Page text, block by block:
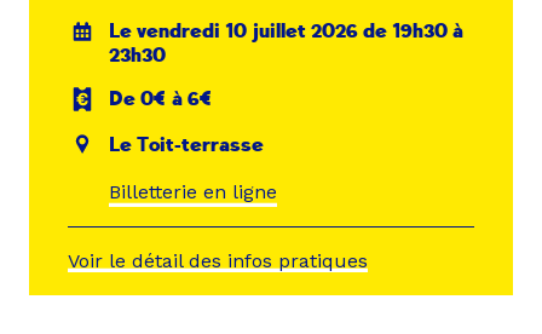
Le vendredi 10 juillet 2026 de 19h30 à
23h30
De 0€ à 6€
Le Toit-terrasse
Billetterie en ligne
Voir le détail des infos pratiques